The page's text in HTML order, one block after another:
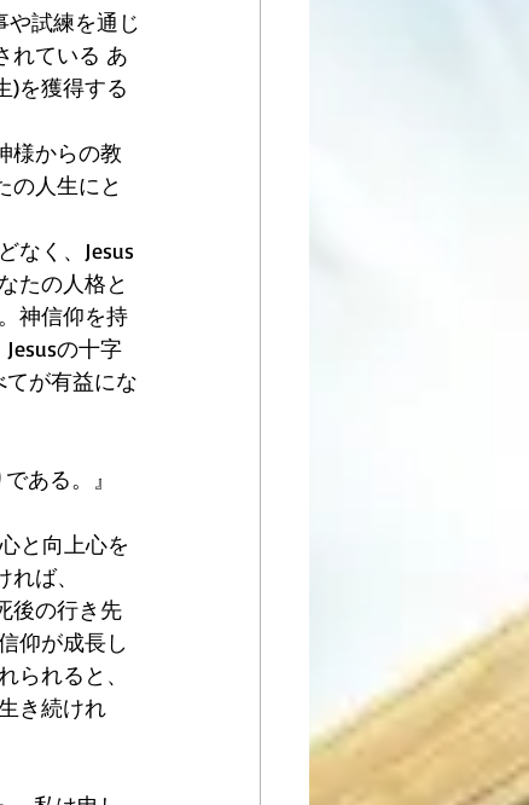
や試練を通じ
れている あ
)を獲得する
様からの教
の人生にと
なく、Jesus
たの人格と
神信仰を持
の十字
が有益にな
ある。』
と向上心を
ば、
後の行き先
仰が成長し
られると、
き続けれ